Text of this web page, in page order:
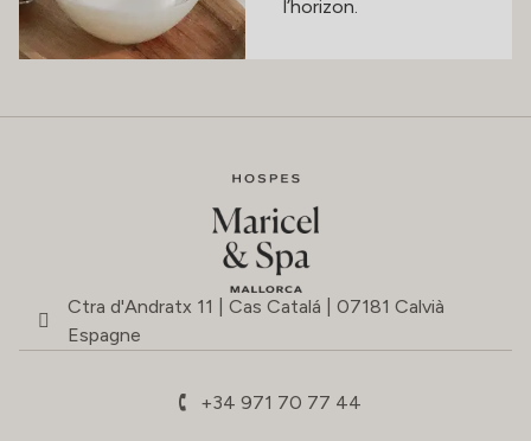
l’horizon.
Ctra d'Andratx 11 | Cas Catalá | 07181 Calvià
Espagne
+34 971 70 77 44